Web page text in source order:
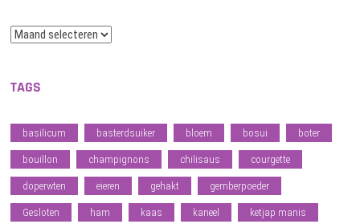
Archief
TAGS
basilicum basterdsuiker bloem bosui boter
bouillon champignons chilisaus courgette
doperwten eieren gehakt gemberpoeder
Gesloten ham kaas kaneel ketjap manis